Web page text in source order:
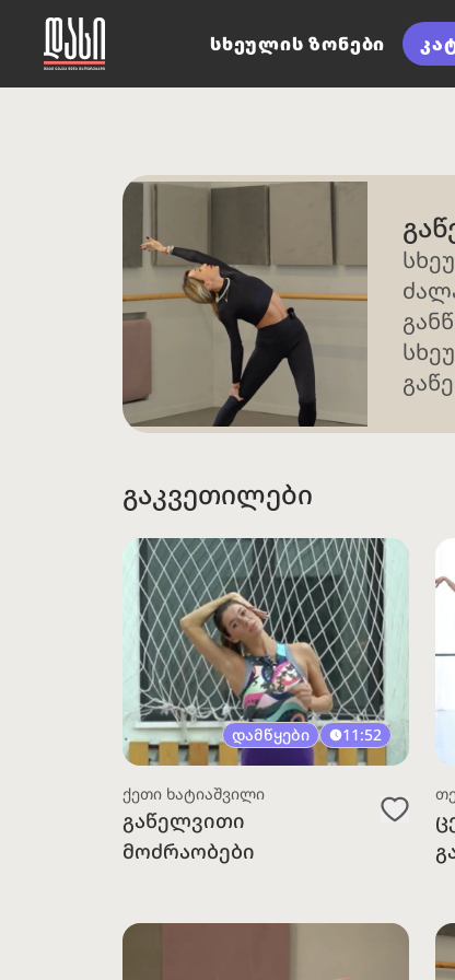
სხეულის ზონები
გაკვეთილები
დამწყები 11:52
ქეთი ხატიაშვილი
გაწელვითი
მოძრაობები